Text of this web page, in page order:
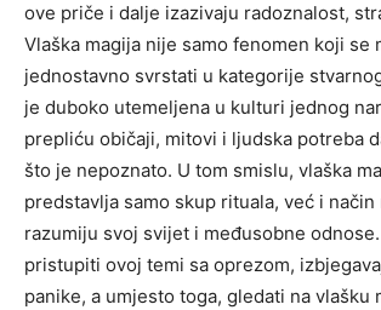
ove priče i dalje izazivaju radoznalost,
Vlaška magija nije samo fenomen koji se
jednostavno svrstati u kategorije
je duboko utemeljena u kulturi jednog
prepliću običaji, mitovi i ljudska potreba
što je nepoznato. U tom smislu, vlaška
predstavlja samo skup rituala, već i
razumiju svoj svijet i međusobne odnose.
pristupiti ovoj temi sa oprezom,
panike, a umjesto toga, gledati na vlašku